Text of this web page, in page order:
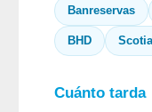
Banreservas
BHD
Cuánto tarda